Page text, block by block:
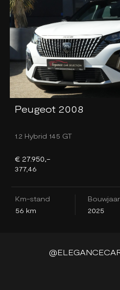
Peugeot 2008
1.2 Hybrid 145 GT
€ 27.950,-
377,46
Km-stand
56 km
Bouwjaar
2025